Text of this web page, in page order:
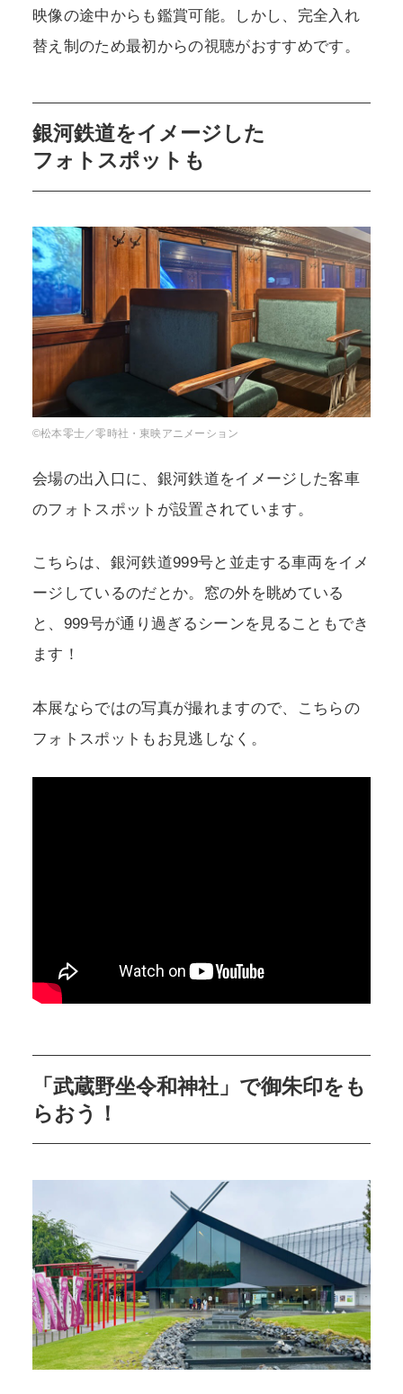
映像の途中からも鑑賞可能。しかし、完全入れ
替え制のため最初からの視聴がおすすめです。
銀河鉄道をイメージした
フォトスポットも
©松本零士／零時社・東映アニメーション
会場の出入口に、銀河鉄道をイメージした客車
のフォトスポットが設置されています。
こちらは、銀河鉄道999号と並走する車両をイメ
ージしているのだとか。窓の外を眺めている
と、999号が通り過ぎるシーンを見ることもでき
ます！
本展ならではの写真が撮れますので、こちらの
フォトスポットもお見逃しなく。
「武蔵野坐令和神社」で御朱印をも
らおう！